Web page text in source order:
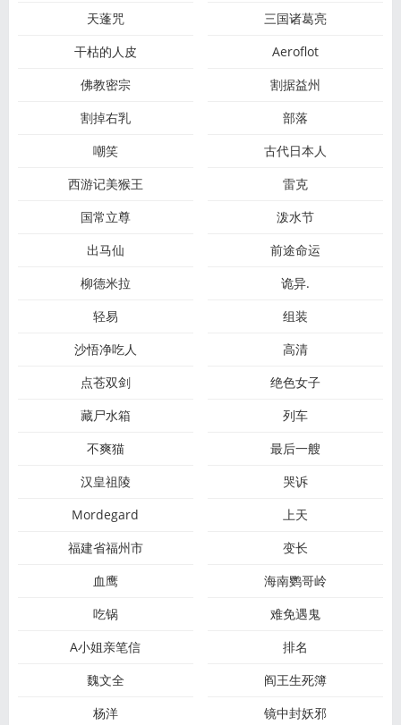
天蓬咒
三国诸葛亮
干枯的人皮
Aeroflot
佛教密宗
割据益州
割掉右乳
部落
嘲笑
古代日本人
西游记美猴王
雷克
国常立尊
泼水节
出马仙
前途命运
柳德米拉
诡异.
轻易
组装
沙悟净吃人
高清
点苍双剑
绝色女子
藏尸水箱
列车
不爽猫
最后一艘
汉皇祖陵
哭诉
Mordegard
上天
福建省福州市
变长
血鹰
海南鹦哥岭
吃锅
难免遇鬼
A小姐亲笔信
排名
魏文全
阎王生死簿
杨洋
镜中封妖邪